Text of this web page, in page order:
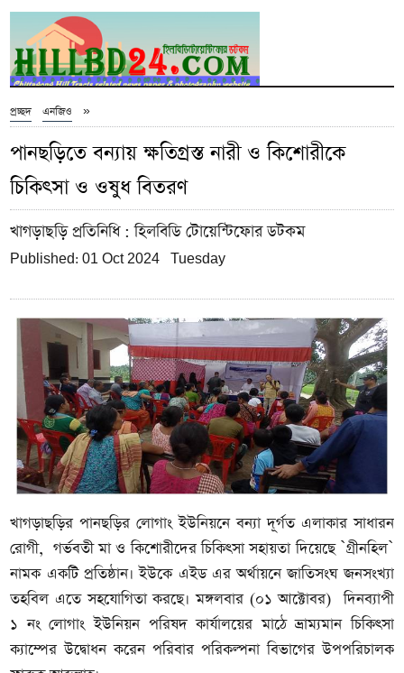
প্রচ্ছদ »
এনজিও
পানছড়িতে বন্যায় ক্ষতিগ্রস্ত নারী ও কিশোরীকে
চিকিৎসা ও ওষুধ বিতরণ
খাগড়াছড়ি প্রতিনিধি: হিলবিডি টোয়েন্টিফোর ডটকম
Published: 01 Oct 2024 Tuesday
খাগড়াছড়ির পানছড়ির লোগাং ইউনিয়নে বন্যা দূর্গত এলাকার সাধারন
রোগী, গর্ভবতী মা ও কিশোরীদের চিকিৎসা সহায়তা দিয়েছে `গ্রীনহিল`
নামক একটি প্রতিষ্ঠান। ইউকে এইড এর অর্থায়নে জাতিসংঘ জনসংখ্যা
তহবিল এতে সহযোগিতা করছে। মঙ্গলবার (০১ আক্টোবর) দিনব্যাপী
১ নং লোগাং ইউনিয়ন পরিষদ কার্যালয়ের মাঠে ভ্রাম্যমান চিকিৎসা
ক্যাম্পের উদ্বোধন করেন পরিবার পরিকল্পনা বিভাগের উপপরিচালক